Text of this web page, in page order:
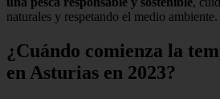
naturales y respetando el medio ambiente.
¿Cuándo comienza la
en Asturias en 2023?